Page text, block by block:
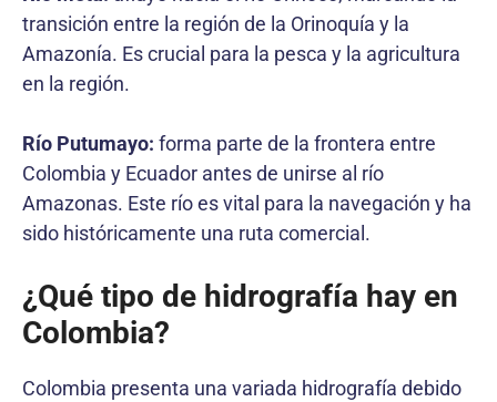
transición entre la región de la Orinoquía y la
Amazonía. Es crucial para la pesca y la agricultura
en la región.
Río Putumayo: forma parte de la frontera entre
Colombia y Ecuador antes de unirse al río
Amazonas. Este río es vital para la navegación y ha
sido históricamente una ruta comercial.
¿Qué tipo de hidrografía hay en
Colombia?
Colombia presenta una variada hidrografía debido